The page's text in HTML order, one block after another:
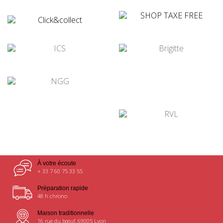
À votre écoute
+ 33 7 60 75 33 55
Préparation rapide
48 h chrono
Maison traditionnelle
16 rue du bœuf, 69005 Lyon